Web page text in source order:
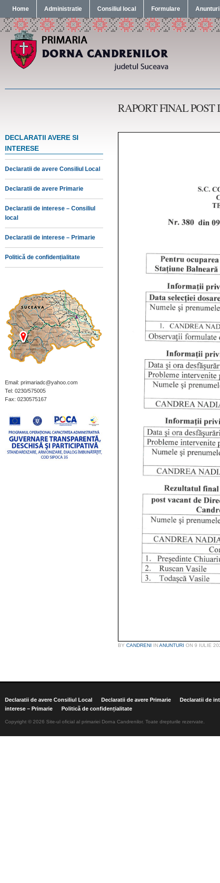
Home Administratie Consiliul local Formulare Anunturi
RAPORT FINAL
DECLARATII AVERE SI
INTERESE
Declaratii de avere Consiliul Local
Declaratii de avere Primarie
Declaratii de interese – Consiliul
local
Declaratii de interese – Primarie
Politică de confidențialitate
Email: primariadc@yahoo.com
Tel: 0230/575005
Fax: 0230575167
BY CANDRENI INANUNTURI ON 9 IULIE
Declaratii de avere Consiliul Local Declaratii de avere Primarie
Declaratii de
interese – Primarie
Politică de confidențialitate
Copyright © 2026 Site-ul oficial al primariei Dorna Candrenilor. Toate drepturile rezervate.